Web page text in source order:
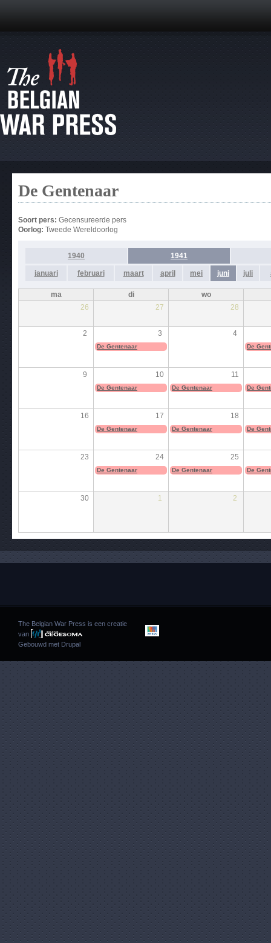
De Gentenaar
Soort pers: Gecensureerde pers
Oorlog: Tweede Wereldoorlog
1940 1941
januari februari maart april mei juni juli
ma di
wo
26
27 28
2 3 4
De Gentenaar De
9 10 11
De Gentenaar De Gentenaar De
16 17 18
De Gentenaar De Gentenaar De
23 24 25
De Gentenaar De Gentenaar De
30 1 2
The Belgian War Press is een creatie
van
Gebouwd met Drupal